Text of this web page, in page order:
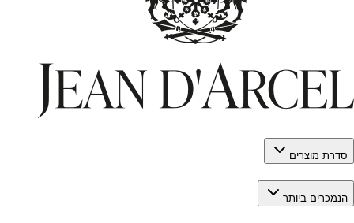
סדרת מוצרים
הנמכרים ביותר